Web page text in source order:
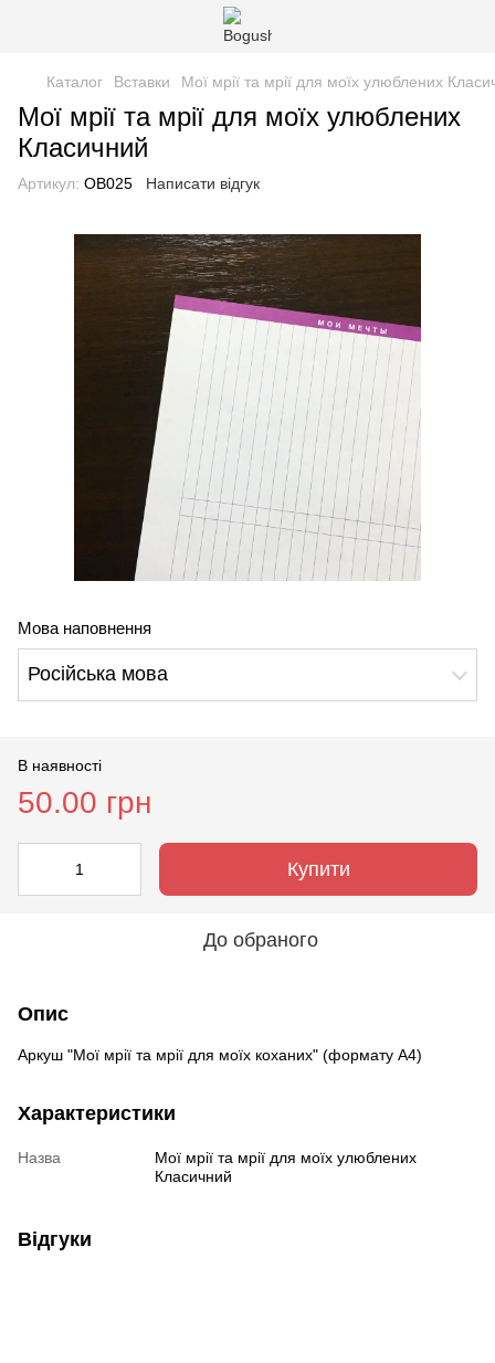
Каталог Вставки Мої мрії та мрії для моїх улюблених
Мої мрії та мрії для моїх улюблених
Класичний
Артикул: OВ025 Написати відгук
Мова наповнення
Російська мова
В наявності
50.00 грн
Купити
До обраного
Опис
Аркуш "Мої мрії та мрії для моїх коханих" (формату А4)
Характеристики
Назва
Мої мрії та мрії для моїх улюблених
Класичний
Відгуки